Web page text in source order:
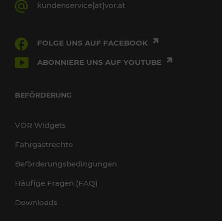
kundenservice[at]vor.at
FOLGE UNS AUF FACEBOOK
ABONNIERE UNS AUF YOUTUBE
BEFÖRDERUNG
VOR Widgets
Fahrgastrechte
Beförderungsbedingungen
Häufige Fragen (FAQ)
Downloads